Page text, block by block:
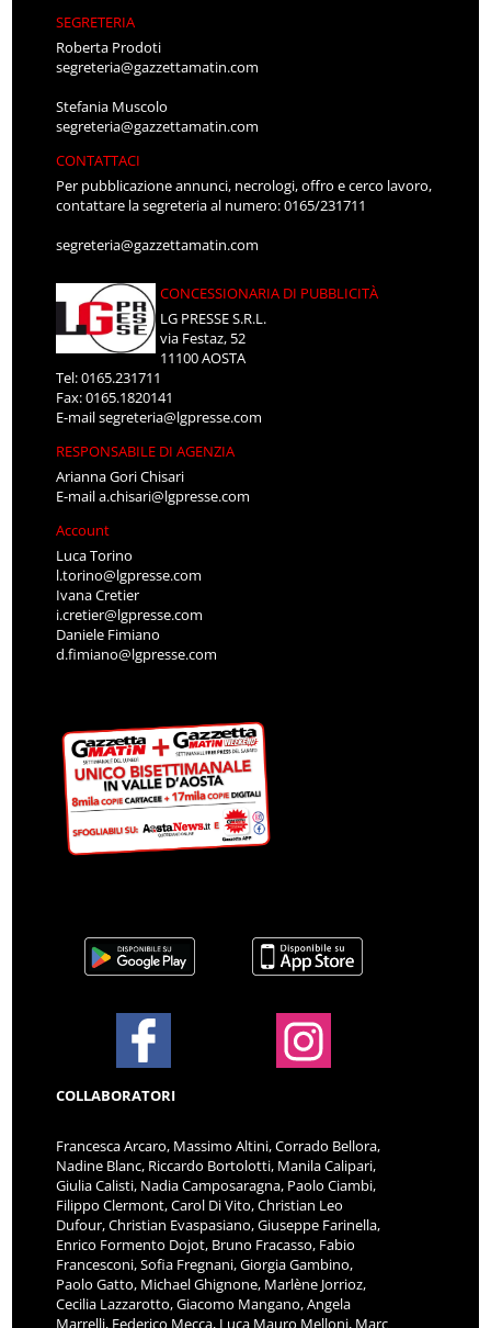
SEGRETERIA
Roberta Prodoti
segreteria@gazzettamatin.com
Stefania Muscolo
segreteria@gazzettamatin.com
CONTATTACI
Per pubblicazione annunci, necrologi, offro e cerco lavoro,
contattare la segreteria al numero: 0165/231711
segreteria@gazzettamatin.com
CONCESSIONARIA DI PUBBLICITÀ
LG PRESSE S.R.L.
via Festaz, 52
11100 AOSTA
Tel: 0165.231711
Fax: 0165.1820141
E-mailsegreteria@lgpresse.com
RESPONSABILE DI AGENZIA
Arianna Gori Chisari
E-maila.chisari@lgpresse.com
Account
Luca Torino
l.torino@lgpresse.com
Ivana Cretier
i.cretier@lgpresse.com
Daniele Fimiano
d.fimiano@lgpresse.com
COLLABORATORI
Francesca Arcaro, Massimo Altini, Corrado Bellora,
Nadine Blanc, Riccardo Bortolotti, Manila Calipari,
Giulia Calisti, Nadia Camposaragna, Paolo Ciambi,
Filippo Clermont, Carol Di Vito, Christian Leo
Dufour, Christian Evaspasiano, Giuseppe Farinella,
Enrico Formento Dojot, Bruno Fracasso, Fabio
Francesconi, Sofia Fregnani, Giorgia Gambino,
Paolo Gatto, Michael Ghignone, Marlène Jorrioz,
Cecilia Lazzarotto, Giacomo Mangano, Angela
Marrelli, Federico Mecca, Luca Mauro Melloni, Marc